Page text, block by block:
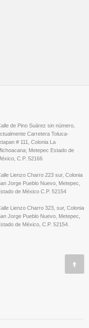
de Pino Suárez sin número,
Carretera Toluca-
# 111, Colonia La
Metepec Estado de
C.P. 52166
Lienzo Charro 223 sur, Colonia
Jorge Pueblo Nuevo, Metepec,
de México C.P. 52154
Lienzo Charro 323, sur, Colonia
Jorge Pueblo Nuevo, Metepec,
de México, C.P. 52154.